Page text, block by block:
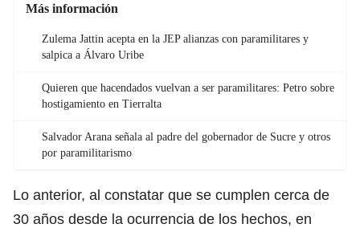
Más información
Zulema Jattin acepta en la JEP alianzas con paramilitares y
salpica a Álvaro Uribe
Quieren que hacendados vuelvan a ser paramilitares: Petro sobre
hostigamiento en Tierralta
Salvador Arana señala al padre del gobernador de Sucre y otros
por paramilitarismo
Lo anterior, al constatar que se cumplen cerca de
30 años desde la ocurrencia de los hechos, en